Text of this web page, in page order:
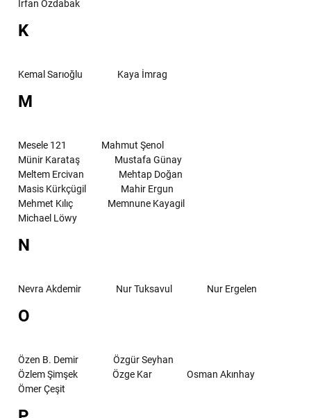
Irfan Özdabak
K
Kemal Sarıoğlu Kaya İmrag
M
Mesele 121
Mahmut Şenol
Münir Karataş
Mustafa Günay
Meltem Ercivan
Mehtap Doğan
Masis Kürkçügil
Mahir Ergun
Mehmet Kılıç
Memnune Kayagil
Michael Löwy
N
Nevra Akdemir Nur Tuksavul Nur Ergelen
O
Özen B. Demir
Özgür Seyhan
Özlem Şimşek
Özge Kar
Osman Akınhay
Ömer Çeşit